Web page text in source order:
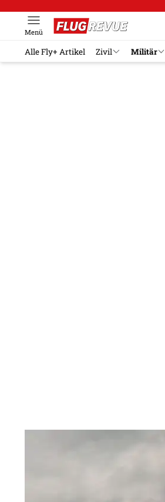
Menü
Alle Fly+ Artikel Zivil Militär